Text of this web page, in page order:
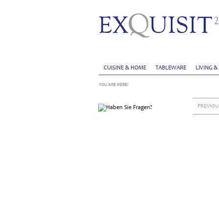
CUISINE & HOME TABLEWARE LIVING &
YOU ARE HERE: